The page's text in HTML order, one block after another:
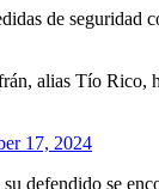
de
alias Tío Rico,
17, 2024
defendido se